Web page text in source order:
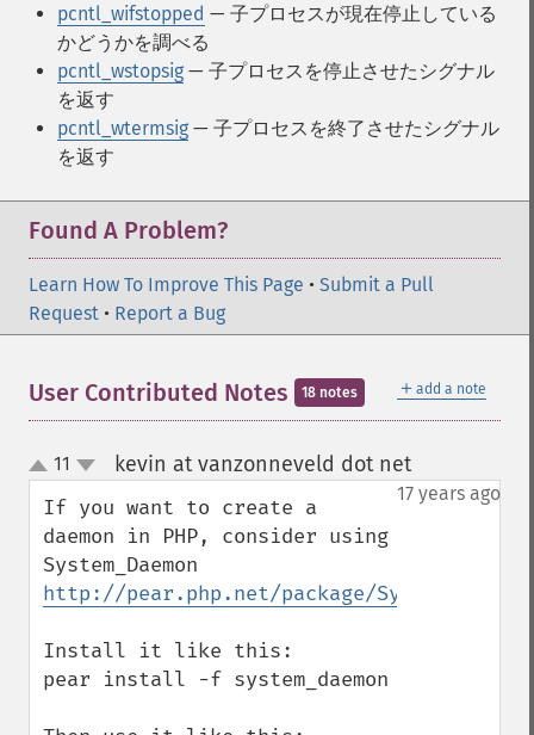
pcntl_wifstopped — 子プロセスが現在停止している
かどうかを調べる
pcntl_wstopsig — 子プロセスを停止させたシグナル
を返す
pcntl_wtermsig — 子プロセスを終了させたシグナル
を返す
Found A Problem?
Learn How To Improve This Page • Submit a Pull
Request • Report a Bug
＋ add a note
User Contributed Notes 18 notes
up
down
11 kevin at vanzonneveld dot net¶
17 years ago
If you want to create a
daemon in PHP, consider using
http://pear.php.net/package/System_Daemon
Install it like this:
pear install -f system_daemon